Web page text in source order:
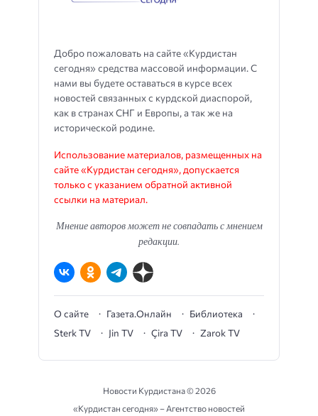
Добро пожаловать на сайте «Курдистан
сегодня» средства массовой информации. С
нами вы будете оставаться в курсе всех
новостей связанных с курдской диаспорой,
как в странах СНГ и Европы, а так же на
исторической родине.
Использование материалов, размещенных на
сайте «Курдистан сегодня», допускается
только с указанием обратной активной
ссылки на материал.
Мнение авторов может не совпадать с мнением
редакции.
О сайте Газета.Онлайн
Библиотека
Sterk TV
Jin TV Çira TV Zarok TV
Новости Курдистана ©2026
«Курдистан сегодня» – Агентство новостей